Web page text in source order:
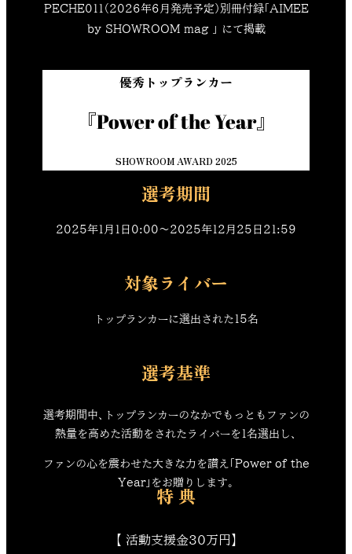
PECHE011（2026年6月発売予定）別冊付録「AIMEE
by SHOWROOM mag 」 にて掲載
優秀トップランカー
『Power of the Year』
SHOWROOM AWARD 2025
選考期間
2025年1月1日0:00〜2025年12月25日21:59
対象ライバー
トップランカーに選出された15名
選考基準
選考期間中、トップランカーのなかでもっともファンの
熱量を高めた活動をされたライバーを1名選出し、
ファンの心を震わせた大きな力を讃え「Power of the
Year」をお贈りします。
特 典
【 活動支援金30万円】